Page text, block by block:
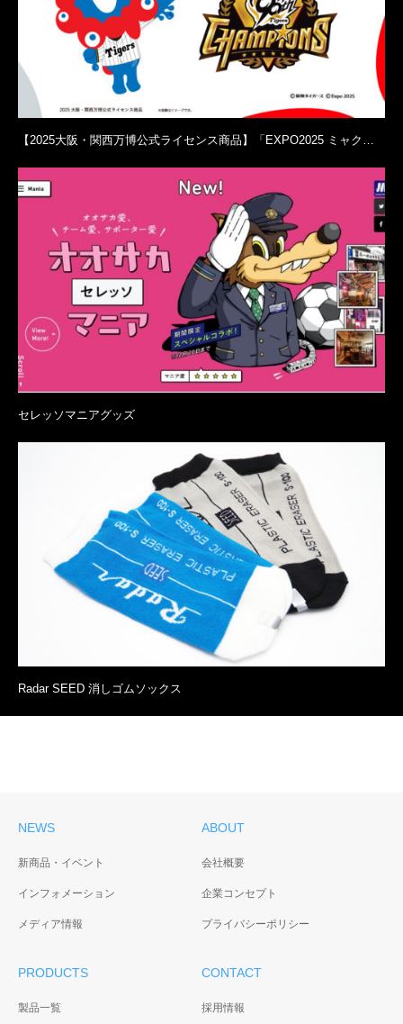
【2025大阪・関西万博公式ライセンス商品】「EXPO2025 ミャク…
セレッソマニアグッズ
Radar SEED 消しゴムソックス
NEWS
新商品・イベント
インフォメーション
メディア情報
ABOUT
会社概要
企業コンセプト
プライバシーポリシー
PRODUCTS
製品一覧
CONTACT
採用情報